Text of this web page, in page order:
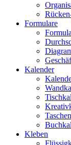
Formulare
Kalender
Kleben